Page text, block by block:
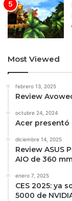
Most Viewed
febrero 13, 2025
Review
octubre 24, 2024
Acer presentó
diciembre 14, 2025
Review ASUS
AIO de 360
enero 7, 2025
CES 2025: ya
5000 de